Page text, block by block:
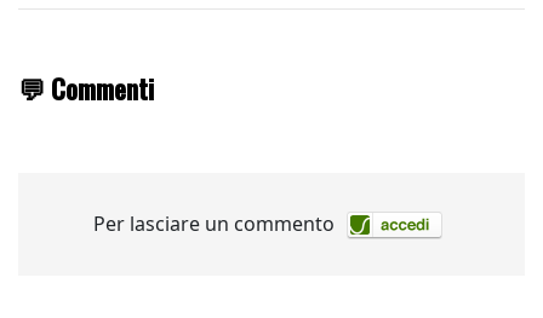
💬 Commenti